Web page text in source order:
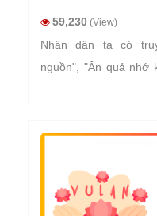
59,230 (View)
Nhân dân ta có
nguồn", "Ăn quả nhớ
Ngày lễ Vu Lan báo
người con, người